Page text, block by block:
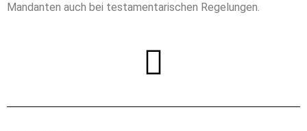
Mandanten auch bei testamentarischen Regelungen.